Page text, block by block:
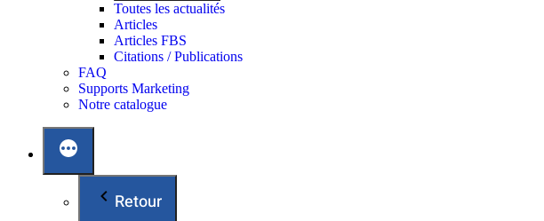
Toutes les actualités
Articles
Articles FBS
Citations / Publications
FAQ
Supports Marketing
Notre catalogue
Retour